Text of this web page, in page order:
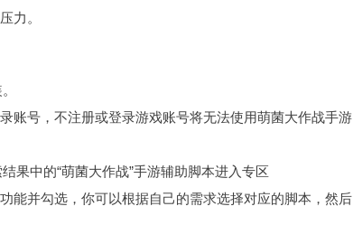
力。
账号，不注册或登录游戏账号将无法使用萌菌大作战手游
果中的“萌菌大作战”手游辅助脚本进入专区
能并勾选，你可以根据自己的需求选择对应的脚本，然后